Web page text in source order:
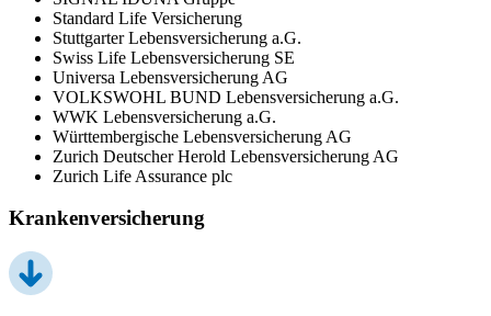
Standard Life Versicherung
Stuttgarter Lebensversicherung a.G.
Swiss Life Lebensversicherung SE
Universa Lebensversicherung AG
VOLKSWOHL BUND Lebensversicherung a.G.
WWK Lebensversicherung a.G.
Württembergische Lebensversicherung AG
Zurich Deutscher Herold Lebensversicherung AG
Zurich Life Assurance plc
Krankenversicherung